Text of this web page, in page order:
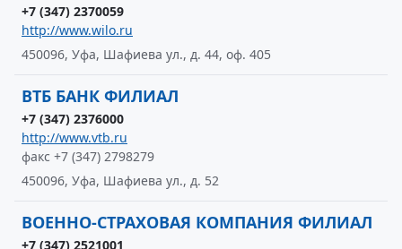
+7 (347) 2370059
http://www.wilo.ru
450096, Уфа, Шафиева ул., д. 44, оф. 405
ВТБ БАНК ФИЛИАЛ
+7 (347) 2376000
http://www.vtb.ru
факс +7 (347) 2798279
450096, Уфа, Шафиева ул., д. 52
ВОЕННО-СТРАХОВАЯ КОМПАНИЯ ФИЛИАЛ
+7 (347) 2521001